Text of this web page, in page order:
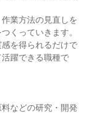
業方法の見直しを
くっていきます。
を得られるだけで
躍できる職種で
などの研究・開発